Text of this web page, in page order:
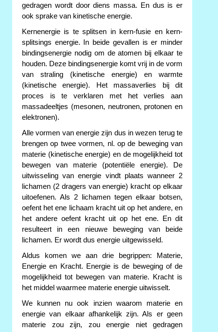
gedragen wordt door diens massa. En dus is er
ook sprake van kinetische energie.
Kernenergie is te splitsen in kern-fusie en kern-
splitsings energie. In beide gevallen is er minder
bindingsenergie nodig om de atomen bij elkaar te
houden. Deze bindingsenergie komt vrij in de vorm
van straling (kinetische energie) en warmte
(kinetische energie). Het massaverlies bij dit
proces is te verklaren met het verlies aan
massadeeltjes (mesonen, neutronen, protonen en
elektronen).
Alle vormen van energie zijn dus in wezen terug te
brengen op twee vormen, nl. op de beweging van
materie (kinetische energie) en de mogelijkheid tot
bewegen van materie (potentiële energie). De
uitwisseling van energie vindt plaats wanneer 2
lichamen (2 dragers van energie) kracht op elkaar
uitoefenen. Als 2 lichamen tegen elkaar botsen,
oefent het ene lichaam kracht uit op het andere, en
het andere oefent kracht uit op het ene. En dit
resulteert in een nieuwe beweging van beide
lichamen. Er wordt dus energie uitgewisseld.
Aldus komen we aan drie begrippen: Materie,
Energie en Kracht. Energie is de beweging of de
mogelijkheid tot bewegen van materie. Kracht is
het middel waarmee materie energie uitwisselt.
We kunnen nu ook inzien waarom materie en
energie van elkaar afhankelijk zijn. Als er geen
materie zou zijn, zou energie niet gedragen